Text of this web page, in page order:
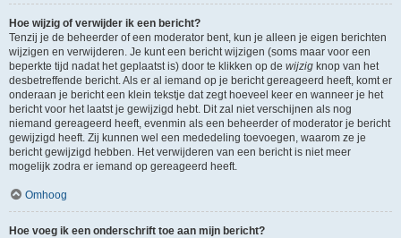
Hoe wijzig of verwijder ik een bericht?
Tenzij je de beheerder of een moderator bent, kun je alleen je eigen berichten
wijzigen en verwijderen. Je kunt een bericht wijzigen (soms maar voor een
beperkte tijd nadat het geplaatst is) door te klikken op de wijzig knop van het
desbetreffende bericht. Als er al iemand op je bericht gereageerd heeft, komt er
onderaan je bericht een klein tekstje dat zegt hoeveel keer en wanneer je het
bericht voor het laatst je gewijzigd hebt. Dit zal niet verschijnen als nog
niemand gereageerd heeft, evenmin als een beheerder of moderator je bericht
gewijzigd heeft. Zij kunnen wel een mededeling toevoegen, waarom ze je
bericht gewijzigd hebben. Het verwijderen van een bericht is niet meer
mogelijk zodra er iemand op gereageerd heeft.
Omhoog
Hoe voeg ik een onderschrift toe aan mijn bericht?